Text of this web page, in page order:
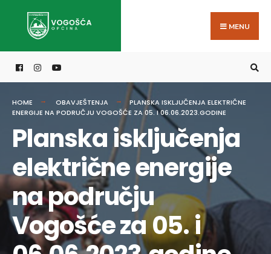
MENU
HOME OBAVJEŠTENJA
PLANSKA ISKLJUČENJA ELEKTRIČNE
ENERGIJE NA PODRUČJU VOGOŠĆE ZA 05. I 06.06.2023.GODINE
Planska isključenja
električne energije
na području
Vogošće za 05. i
for: